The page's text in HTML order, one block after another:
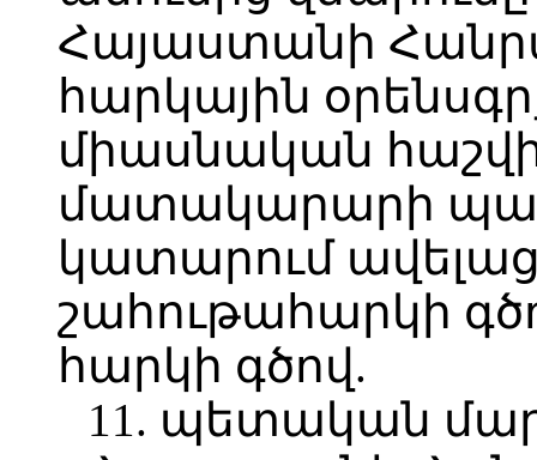
Հայաստանի
հարկային
միասնական
մատակարարի
կատարում
շահութահարկի
հարկի գծով.
11. պետական